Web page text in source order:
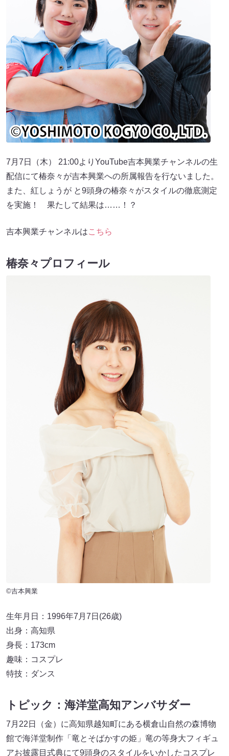
7月7日（木） 21:00よりYouTube吉本興業チャンネルの生
配信にて椿奈々が吉本興業への所属報告を行ないました。
また、紅しょうが と9頭身の椿奈々がスタイルの徹底測定
を実施！ 果たして結果は……！？
吉本興業チャンネルはこちら
椿奈々プロフィール
©吉本興業
生年月日：1996年7月7日(26歳)
出身：高知県
身⾧：173cm
趣味：コスプレ
特技：ダンス
トピック：海洋堂高知アンバサダー
7月22日（金）に高知県越知町にある横倉山自然の森博物
館で海洋堂制作「竜とそばかすの姫」竜の等身大フィギュ
アお披露目式典にて9頭身のスタイルをいかしたコスプレ